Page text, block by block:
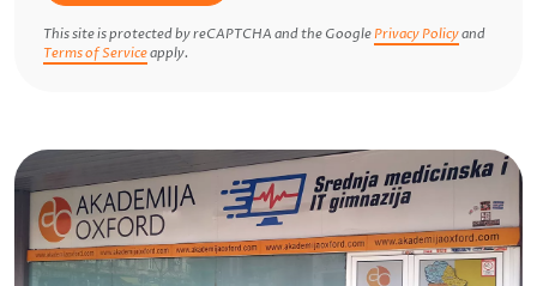
This site is protected by reCAPTCHA and the Google Privacy Policyand
Terms of Serviceapply.